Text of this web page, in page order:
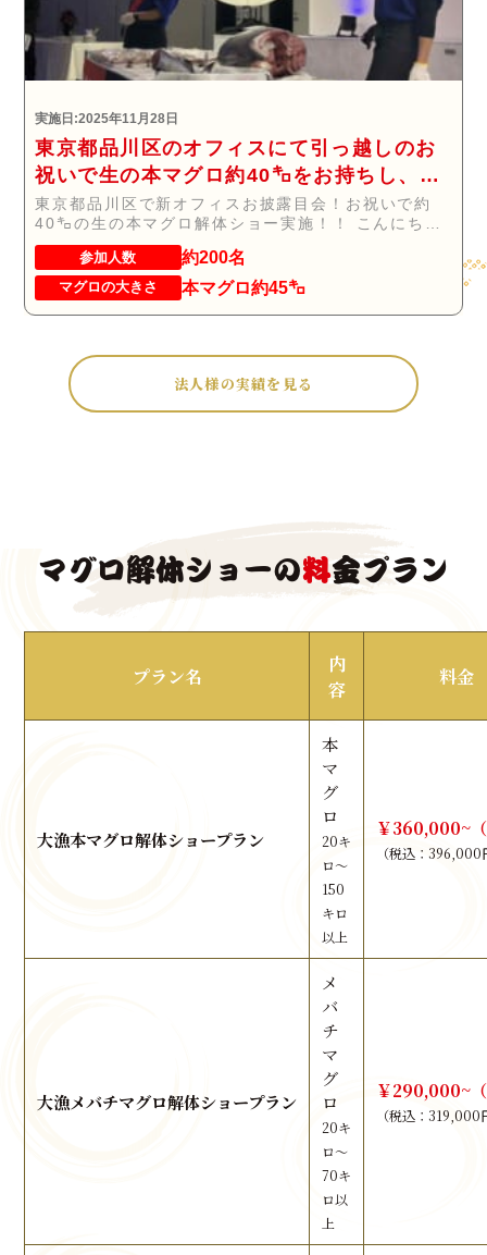
実施日:2025年11月28日
東京都品川区のオフィスにて引っ越しのお
祝いで生の本マグロ約40㌔をお持ちし、マ
グロの解体ショーを行いお祝いしてまいり
ました
東京都品川区で新オフィスお披露目会！お祝いで約
40㌔の生の本マグロ解体ショー実施！！ こんにち
は！...
参加人数 約200名
マグロの大きさ 本マグロ約45㌔
法人様の実績を見る
マグロ解体ショーの料金プラン
プラン名
内
容
料金
大漁本マグロ解体ショープラン
本
マ
グ
ロ
20キ
ロ～
150
キロ
以上
￥360,000~
（税込：396,000
大漁メバチマグロ解体ショープラン
メ
バ
チ
マ
グ
ロ
20キ
ロ～
70キ
ロ以
上
￥290,000~
（税込：319,000